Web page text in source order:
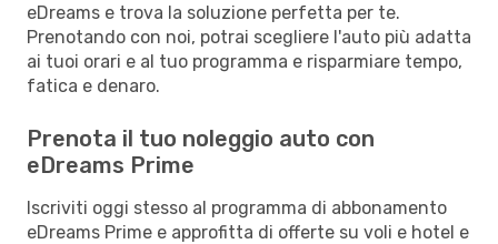
eDreams e trova la soluzione perfetta per te.
Prenotando con noi, potrai scegliere l'auto più adatta
ai tuoi orari e al tuo programma e risparmiare tempo,
fatica e denaro.
Prenota il tuo noleggio auto con
eDreams Prime
Iscriviti oggi stesso al programma di abbonamento
eDreams Prime e approfitta di offerte su voli e hotel e